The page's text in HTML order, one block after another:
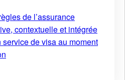
de l’assurance
contextuelle et intégrée
service de visa au moment